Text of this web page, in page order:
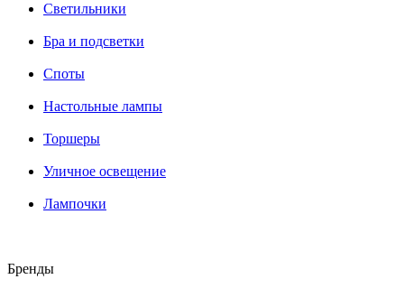
Светильники
Бра и подсветки
Споты
Настольные лампы
Торшеры
Уличное освещение
Лампочки
Бренды